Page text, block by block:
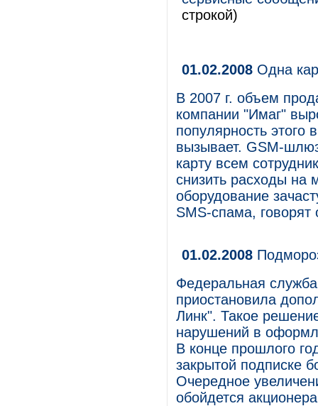
строкой)
01.02.2008 Одна
В 2007 г. объем
компании "Имаг"
популярность этого
вызывает. GSM-
карту всем
снизить расходы на
оборудование
SMS-спама, говорят
01.02.2008
Федеральная
приостановила
Линк". Такое
нарушений в
В конце прошлого
закрытой подписке
Очередное
обойдется